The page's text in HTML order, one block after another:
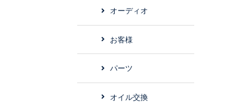
オーディオ
お客様
パーツ
オイル交換